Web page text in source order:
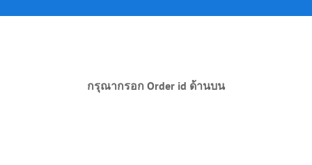
กรุณากรอก Order id ด้านบน